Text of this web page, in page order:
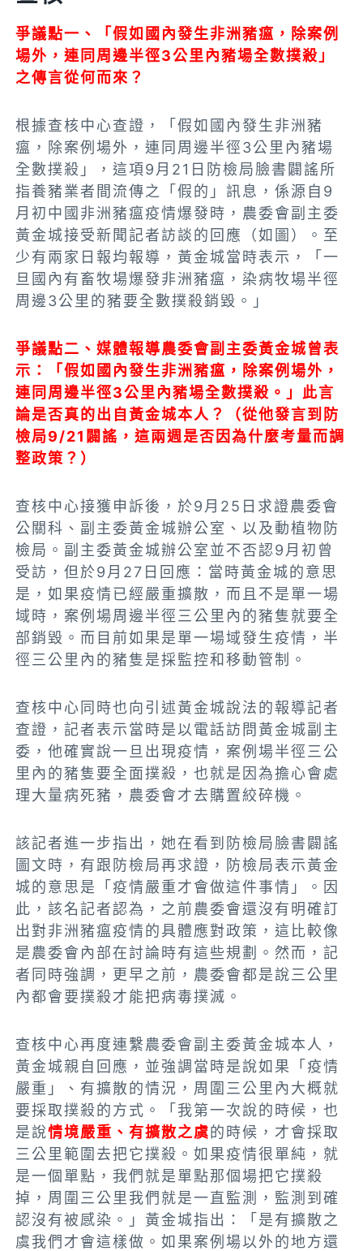
爭議點一、「假如國內發生非洲豬瘟，除案例
場外，連同周邊半徑3公里內豬場全數撲殺」
之傳言從何而來？
根據查核中心查證，「假如國內發生非洲豬
瘟，除案例場外，連同周邊半徑3公里內豬場
全數撲殺」，這項9月21日防檢局臉書闢謠所
指養豬業者間流傳之「假的」訊息，係源自9
月初中國非洲豬瘟疫情爆發時，農委會副主委
黃金城接受新聞記者訪談的回應（如圖）。至
少有兩家日報均報導，黃金城當時表示，「一
旦國內有畜牧場爆發非洲豬瘟，染病牧場半徑
周邊3公里的豬要全數撲殺銷毀。」
爭議點二、媒體報導農委會副主委黃金城曾表
示：「假如國內發生非洲豬瘟，除案例場外，
連同周邊半徑3公里內豬場全數撲殺。」此言
論是否真的出自黃金城本人？（從他發言到防
檢局9/21闢謠，這兩週是否因為什麼考量而調
整政策？）
查核中心接獲申訴後，於9月25日求證農委會
公關科、副主委黃金城辦公室、以及動植物防
檢局。副主委黃金城辦公室並不否認9月初曾
受訪，但於9月27日回應：當時黃金城的意思
是，如果疫情已經嚴重擴散，而且不是單一場
域時，案例場周邊半徑三公里內的豬隻就要全
部銷毀。而目前如果是單一場域發生疫情，半
徑三公里內的豬隻是採監控和移動管制。
查核中心同時也向引述黃金城說法的報導記者
查證，記者表示當時是以電話訪問黃金城副主
委，他確實說一旦出現疫情，案例場半徑三公
里內的豬隻要全面撲殺，也就是因為擔心會處
理大量病死豬，農委會才去購置絞碎機。
該記者進一步指出，她在看到防檢局臉書闢謠
圖文時，有跟防檢局再求證，防檢局表示黃金
城的意思是「疫情嚴重才會做這件事情」。因
此，該名記者認為，之前農委會還沒有明確訂
出對非洲豬瘟疫情的具體應對政策，這比較像
是農委會內部在討論時有這些規劃。然而，記
者同時強調，更早之前，農委會都是說三公里
內都會要撲殺才能把病毒撲滅。
查核中心再度連繫農委會副主委黃金城本人，
黃金城親自回應，並強調當時是說如果「疫情
嚴重」、有擴散的情況，周圍三公里內大概就
要採取撲殺的方式。「我第一次說的時候，也
是說情境嚴重、有擴散之虞的時候，才會採取
三公里範圍去把它撲殺。如果疫情很單純，就
是一個單點，我們就是單點那個場把它撲殺
掉，周圍三公里我們就是一直監測，監測到確
認沒有被感染。」黃金城指出：「是有擴散之
虞我們才會這樣做。如果案例場以外的地方還